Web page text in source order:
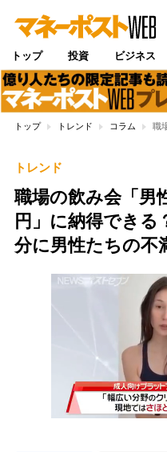
トップ 投資 ビジネス
トップ トレンド コラム 職
トレンド
職場の飲み会「男
円」に納得でき
分に男性たちの不